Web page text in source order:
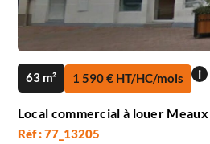
63 m² 1 590 € HT/HC/mois i
Local commercial à louer Meaux
Réf : 77_13205